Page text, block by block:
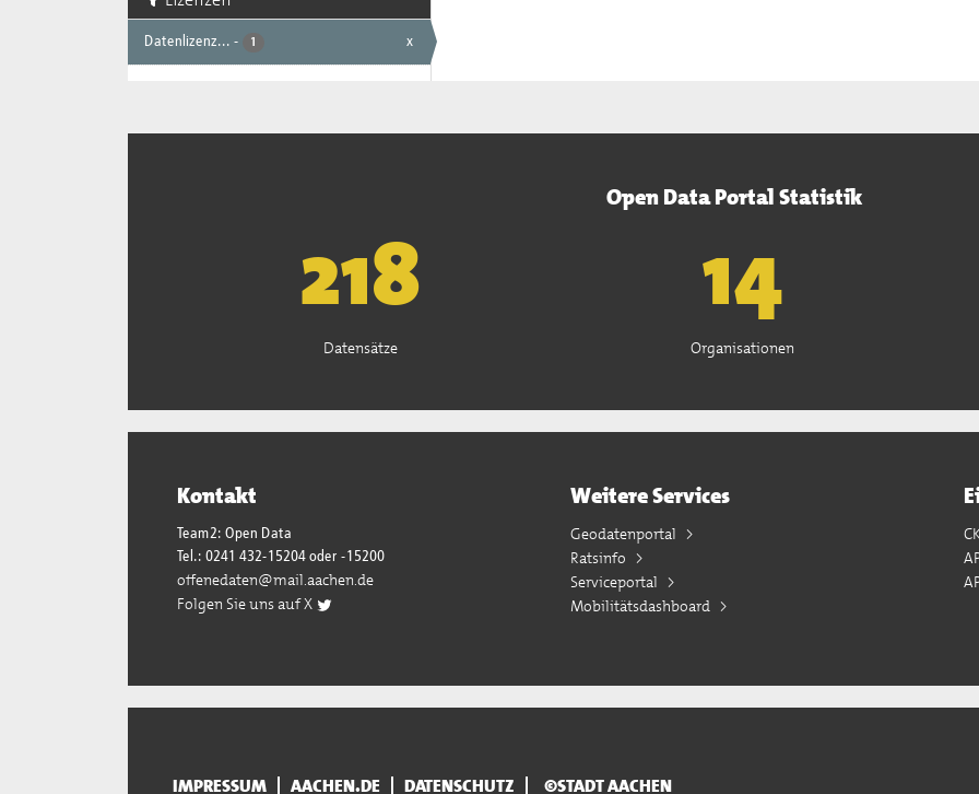
Datenlizenz... - 1 x
Open Data Portal Statistik
221
Datensätze
15
Organisationen
Kontakt
Team2: Open Data
Tel.: 0241 432-15204 oder -15200
offenedaten@mail.aachen.de
Folgen Sie uns auf X
Weitere Services
Geodatenportal
Ratsinfo
Serviceportal
Mobilitätsdashboard
IMPRESSUM AACHEN.DE DATENSCHUTZ ©STADT AACHEN